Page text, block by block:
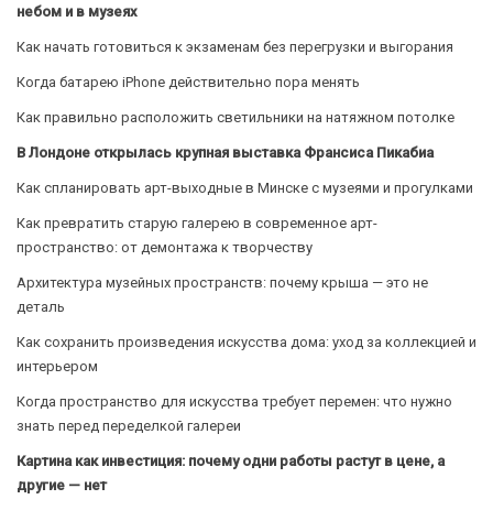
небом и в музеях
Как начать готовиться к экзаменам без перегрузки и выгорания
Когда батарею iPhone действительно пора менять
Как правильно расположить светильники на натяжном потолке
В Лондоне открылась крупная выставка Франсиса Пикабиа
Как спланировать арт-выходные в Минске с музеями и прогулками
Как превратить старую галерею в современное арт-
пространство: от демонтажа к творчеству
Архитектура музейных пространств: почему крыша — это не
деталь
Как сохранить произведения искусства дома: уход за коллекцией и
интерьером
Когда пространство для искусства требует перемен: что нужно
знать перед переделкой галереи
Картина как инвестиция: почему одни работы растут в цене, а
другие — нет